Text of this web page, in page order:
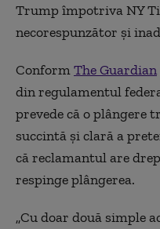
Trump împotriva NY
necorespunzător şi
ConformThe Guardian
din regulamentul
prevede că o plângere
succintă și clară a
că reclamantul are
respinge plângerea.
„Cu doar două simple